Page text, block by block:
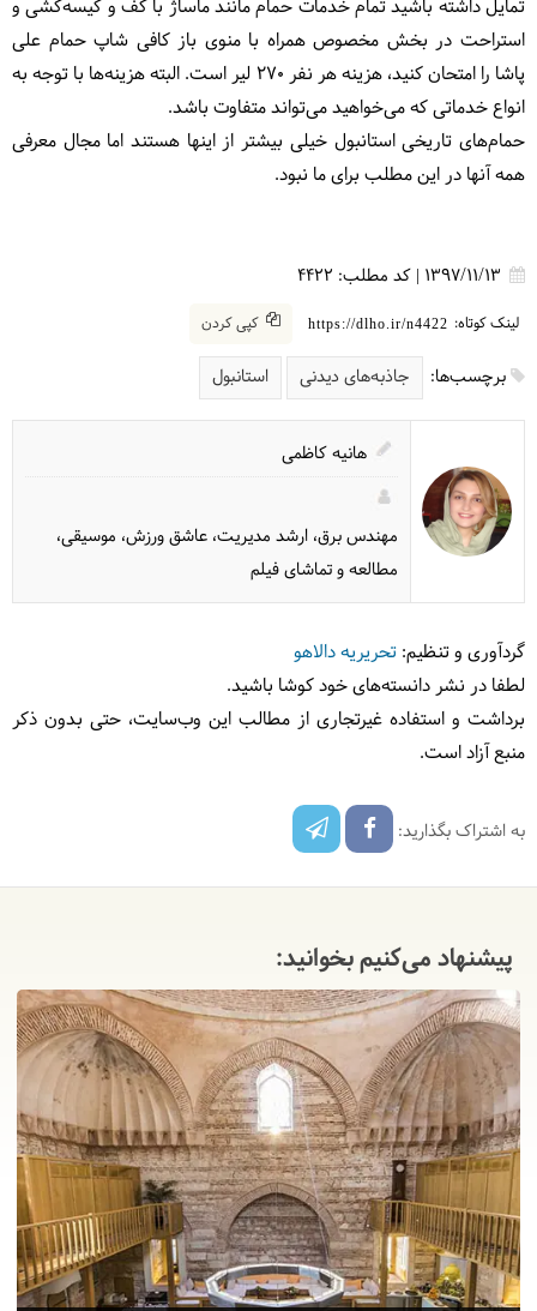
تمایل داشته باشید تمام خدمات حمام مانند ماساژ با کف و کیسه‌کشی و
استراحت در بخش مخصوص همراه با منوی باز کافی شاپ حمام علی
پاشا را امتحان کنید، هزینه هر نفر 270 لیر است. البته هزینه‌ها با توجه به
انواع خدماتی که می‌خواهید می‌تواند متفاوت باشد.
حمام‌های تاریخی استانبول خیلی بیشتر از اینها هستند اما مجال معرفی
همه آنها در این مطلب برای ما نبود.
1397/11/13
| کد مطلب: 4422
لینک کوتاه: https://dlho.ir/n4422 کپی کردن
برچسب‌ها: جاذبه‌های دیدنی استانبول
هانیه کاظمی
مهندس برق، ارشد مدیریت، عاشق ورزش، موسیقی،
مطالعه و تماشای فیلم
گردآوری و تنظیم: تحریریه دالاهو
لطفا در نشر دانسته‌های خود کوشا باشید.
برداشت و استفاده غیرتجاری از مطالب این وب‌سایت، حتی بدون ذکر
منبع آزاد است.
به اشتراک بگذارید:
پیشنهاد می‌کنیم بخوانید: